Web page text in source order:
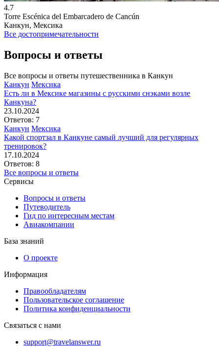
4.7
Torre Escénica del Embarcadero de Cancún
Канкун, Мексика
Все достопримечательности
Вопросы и ответы
Все вопросы и ответы путешественника в Канкун
Канкун Мексика
Есть ли в Мексике магазины с русскими снэками возле
Канкуна?
23.10.2024
Ответов: 7
Канкун Мексика
Какой спортзал в Канкуне самый лучший для регулярных
тренировок?
17.10.2024
Ответов: 8
Все вопросы и ответы
Сервисы
Вопросы и ответы
Путеводитель
Гид по интересным местам
Авиакомпании
База знаний
О проекте
Информация
Правообладателям
Пользовательское соглашение
Политика конфиденциальности
Связаться с нами
support@travelanswer.ru